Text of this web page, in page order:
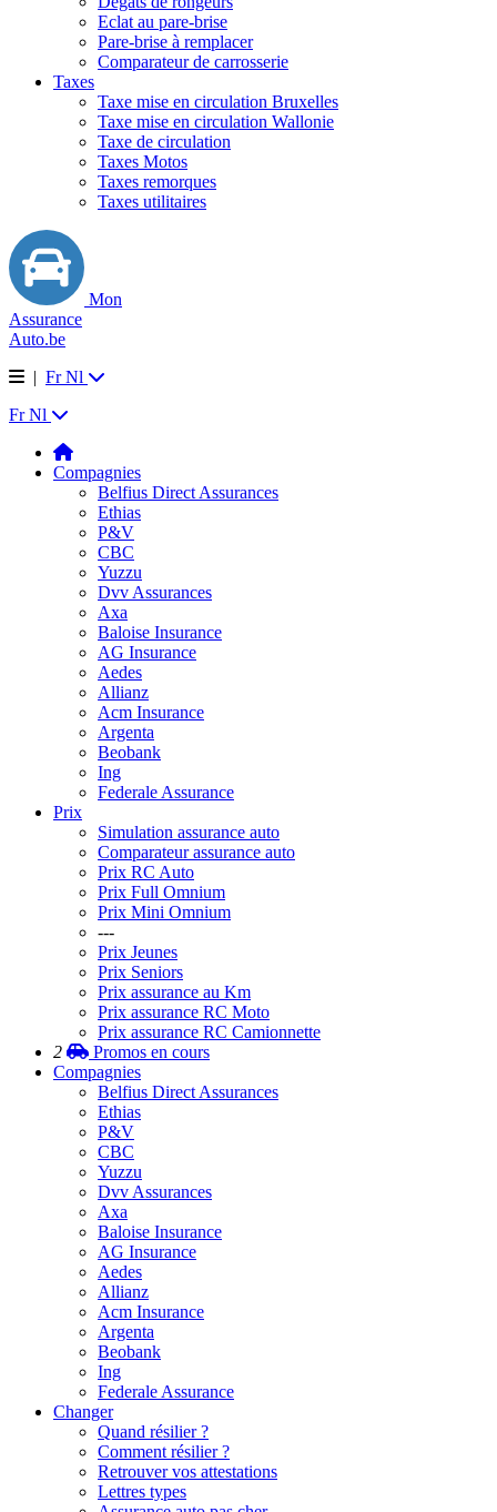
Eclat au pare-brise
Pare-brise à remplacer
Comparateur de carrosserie
Taxes
Taxe mise en circulation Bruxelles
Taxe mise en circulation Wallonie
Taxe de circulation
Taxes Motos
Taxes remorques
Taxes utilitaires
Mon
Assurance
Auto.be
| Fr Nl
Fr Nl
Compagnies
Belfius Direct Assurances
Ethias
P&V
CBC
Yuzzu
Dvv Assurances
Axa
Baloise Insurance
AG Insurance
Aedes
Allianz
Acm Insurance
Argenta
Beobank
Ing
Federale Assurance
Prix
Simulation assurance auto
Comparateur assurance auto
Prix RC Auto
Prix Full Omnium
Prix Mini Omnium
---
Prix Jeunes
Prix Seniors
Prix assurance au Km
Prix assurance RC Moto
Prix assurance RC Camionnette
2
Promos en cours
Compagnies
Belfius Direct Assurances
Ethias
P&V
CBC
Yuzzu
Dvv Assurances
Axa
Baloise Insurance
AG Insurance
Aedes
Allianz
Acm Insurance
Argenta
Beobank
Ing
Federale Assurance
Changer
Quand résilier ?
Comment résilier ?
Retrouver vos attestations
Lettres types